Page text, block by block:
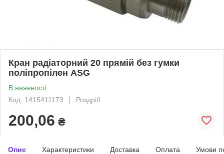
Кран радіаторний 20 прямій без гумки
поліпропілен ASG
В наявності
Код: 1415411173
Роздріб
200,06 ₴
Опис Характеристики Доставка Оплата Умови